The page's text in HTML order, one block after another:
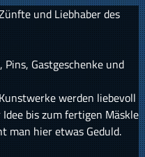
und Liebhaber des
Gastgeschenke und
werden liebevoll
bis zum fertigen Mäskle
man hier etwas Geduld.